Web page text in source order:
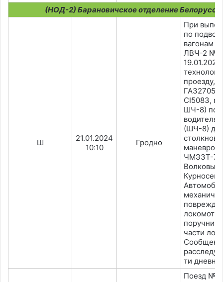
(НОД-2) Барановичское отделение
Ш
21.01.2024
10:10
Гродно
При
по
вагонам
ЛВЧ-2
проезду,
ГА327057
СI5083,
ШЧ-8) под
водителя
(ШЧ-8)
ЧМЭ3Т-
поручни
части
ти
Поезд